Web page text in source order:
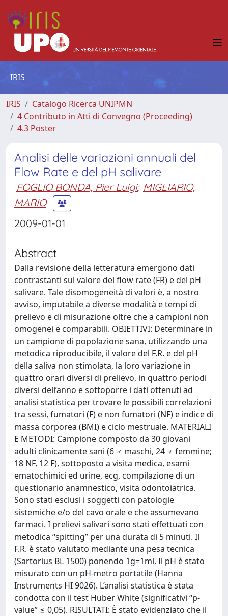
IRIS
IRIS
Catalogo Ricerca UNIPMN
4 Contributo in Atti di Convegno (Proceeding)
4.3 Poster
Analisi delle variazioni annuali del
Flow Rate e del pH salivare
FOGLIO BONDA, Pier Luigi; MIGLIARIO,
MARIO
2009-01-01
Abstract
Dalla revisione della letteratura emergono dati
contrastanti sul valore del flow rate (FR) e del pH
salivare. Tale disomogeneità di valori è, a nostro
avviso, imputabile a diverse modalità e tempi di
prelievo e di misurazione oltre che a campioni non
omogenei e comparabili. OBIETTIVI: Determinare in
un campione di popolazione sana, utilizzando una
metodica riproducibile, il valore del F.R. e del pH
della saliva non stimolata, la loro variazione in
quattro orari diversi di prelievo, in quattro periodi
diversi dell’anno e sottoporre i dati ottenuti ad
analisi statistica per trovare le possibili correlazioni
tra sessi, fumatori (F) e non fumatori (NF) e indice di
massa corporea (BMI) e ciclo mestruale. MATERIALI
E METODI: Campione composto da 30 giovani
adulti clinicamente sani (6 ♂ maschi, 24 ♀ femmine;
18 NF, 12 F), sottoposto a visita medica, esami
ematochimici ed urine, ecg, compilazione di un
questionario anamnestico, visita odontoiatrica.
Sono stati esclusi i soggetti con patologie
sistemiche e/o del cavo orale e che assumevano
farmaci. I prelievi salivari sono stati effettuati con
metodica “spitting” per una durata di 5 minuti. Il
F.R. è stato valutato mediante una pesa tecnica
(Sartorius BL 1500) ponendo 1g=1ml. Il pH è stato
misurato con un pH-metro portatile (Hanna
Instruments HI 9026). L’analisi statistica è stata
condotta con il test Huber White (significativi “p-
value” ≤ 0,05). RISULTATI: È stato evidenziato che il